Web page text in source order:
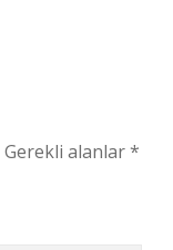
Gerekli alanlar*